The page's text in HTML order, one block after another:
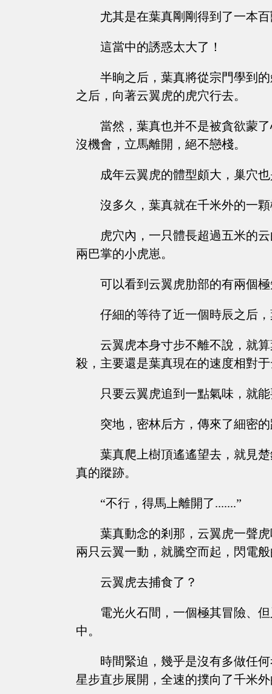
尤其是在葉真剛剛得到了一本
這當中的誘惑太大了！
半晌之后，葉真將從宗門學到
之后，向著云翼虎的虎穴行去。
當然，葉真也并不是被貪欲蒙
沒機會，立馬離開，絕不戀棧。
成年云翼虎的體型頗大，巢穴
沒多久，葉真就在千米外的一
虎穴內，一只體長超過五米的
兩巴掌的小虎崽。
可以看到云翼虎肋部的有兩個
仔細的等待了近一個時辰之后
云翼虎本身寸步不離不說，就
殺，主要還是葉真現在的速度相對
只要云翼虎追到一點氣味，就
突地，密林后方，傳來了細密
葉真爬上樹頂遙遙望去，就見
真的蹤跡。
“不行，得馬上離開了.......”
葉真動念的剎那，云翼虎一聲
兩只云翼一動，就騰空而起，閃電
云翼虎去捕食了？
電光火石間，一個極其冒險、
中。
時間緊迫，幾乎是沒有多做任
星步直步展開，全速的撲向了千米